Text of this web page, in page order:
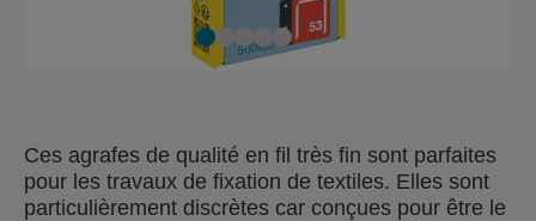
Ces agrafes de qualité en fil très fin sont parfaites
pour les travaux de fixation de textiles. Elles sont
particulièrement discrètes car conçues pour être le